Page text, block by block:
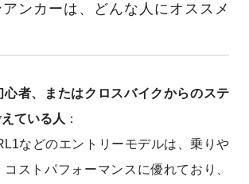
ンカーは、どんな人にオススメ
心者、またはクロスバイクからのステ
ている人 ：
などのエントリーモデルは、乗りや
ストパフォーマンスに優れており、